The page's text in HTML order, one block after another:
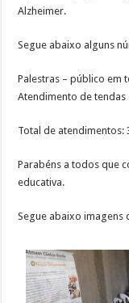
Alzheimer.
Segue abaixo alguns
Palestras – público em
Atendimento de
Total de atendimentos:
Parabéns a todos que
educativa.
Segue abaixo imagens